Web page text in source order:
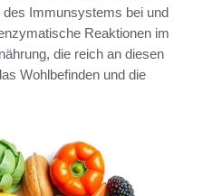
des Immunsystems bei und
Reaktionen im
die reich an diesen
Wohlbefinden und die